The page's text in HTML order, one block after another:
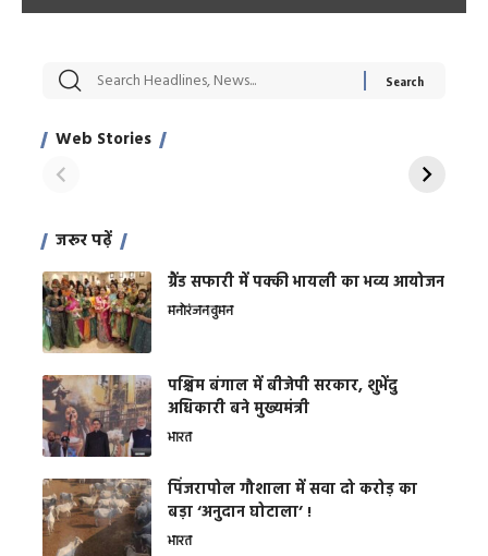
Web Stories
सट्टेबाजी में अरेस्ट हुए
साहिल खान
रोज एक कच्चे लहसुन
जरूर पढ़ें
ग्रैंड सफारी में पक्की भायली का भव्य आयोजन
मनोरंजनवुमन
पश्चिम बंगाल में बीजेपी सरकार, शुभेंदु
अधिकारी बने मुख्यमंत्री
भारत
​पिंजरापोल गौशाला में सवा दो करोड़ का
बड़ा ‘अनुदान घोटाला’ !
भारत